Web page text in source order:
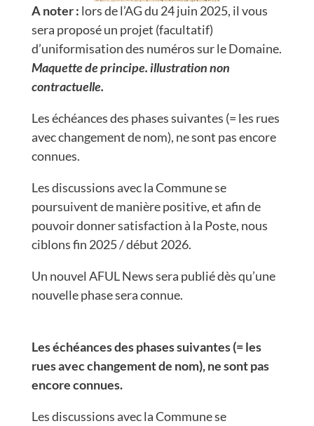
A noter : lors de l’AG du 24 juin 2025, il vous
sera proposé un projet (facultatif)
d’uniformisation des numéros sur le Domaine.
Maquette de principe. illustration non
contractuelle.
Les échéances des phases suivantes (= les rues
avec changement de nom), ne sont pas encore
connues.
Les discussions avec la Commune se
poursuivent de manière positive, et afin de
pouvoir donner satisfaction à la Poste, nous
ciblons fin 2025 / début 2026.
Un nouvel AFUL News sera publié dès qu’une
nouvelle phase sera connue.
Les échéances des phases suivantes (= les
rues avec changement de nom), ne sont pas
encore connues.
Les discussions avec la Commune se